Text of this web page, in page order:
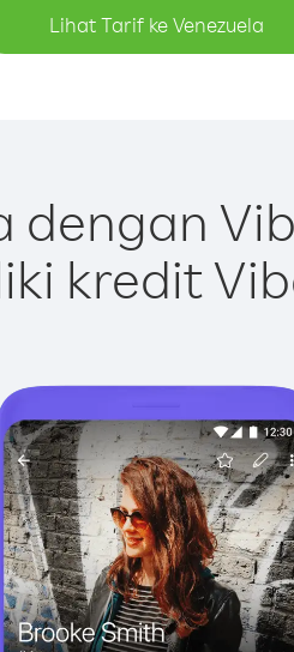
Lihat Tarif ke Venezuela
dengan
kredit